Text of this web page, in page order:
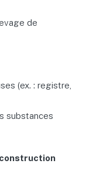
de
(ex. : registre,
substances